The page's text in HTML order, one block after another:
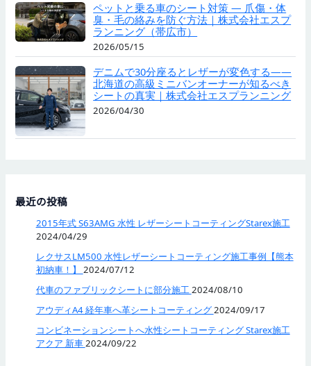
ペットと乗る車のシート対策 — 爪傷・体
臭・毛の絡みを防ぐ方法｜株式会社エスプ
ランニング（帯広市）
2026/05/15
デニムで30分座るとレザーが変色する——
北海道の高級ミニバンオーナーが知るべき
シートの真実｜株式会社エスプランニング
2026/04/30
最近の投稿
2015年式 S63AMG 水性 レザーシートコーティングStarex施工
2024/04/29
レクサスLM500 水性レザーシートコーティング施工事例【熊本
初納車！】 2024/07/12
代車のファブリックシートに部分施工2024/08/10
アウディA4 経年車へ革シートコーティング2024/09/17
コンビネーションシートへ水性シートコーティング Starex施工
アクア 新車 2024/09/22